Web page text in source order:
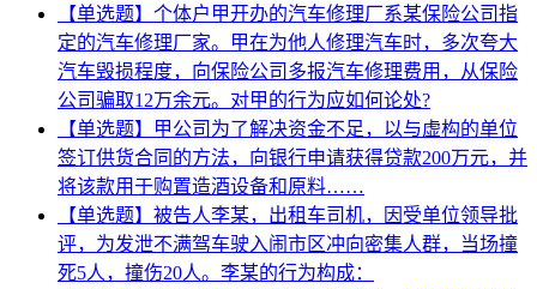
【单选题】个体户甲开办的汽车修理厂系某保险公司指
定的汽车修理厂家。甲在为他人修理汽车时，多次夸大
汽车毁损程度，向保险公司多报汽车修理费用，从保险
公司骗取12万余元。对甲的行为应如何论处?
【单选题】甲公司为了解决资金不足，以与虚构的单位
签订供货合同的方法，向银行申请获得贷款200万元，并
将该款用于购置造酒设备和原料……
【单选题】被告人李某，出租车司机，因受单位领导批
评，为发泄不满驾车驶入闹市区冲向密集人群，当场撞
死5人，撞伤20人。李某的行为构成：